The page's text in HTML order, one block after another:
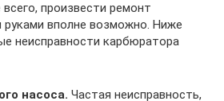
произвести ремонт
вполне возможно. Ниже
неисправности карбюратора
насоса. Частая неисправность,